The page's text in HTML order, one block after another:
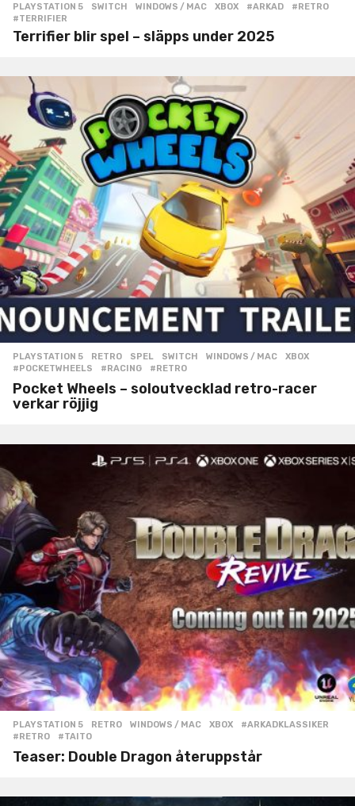
PLAYSTATION 5 ,SWITCH ,WINDOWS / MAC ,XBOX #ARKAD ,#RETRO
#TERRIFIER
Terrifier blir spel – släpps under 2025
PLAYSTATION 5 ,RETRO ,SPEL ,SWITCH ,WINDOWS / MAC ,XBOX
#POCKETWHEELS
,#RACING ,#RETRO
Pocket Wheels – soloutvecklad retro-racer
verkar röjjig
PLAYSTATION 5 ,RETRO ,WINDOWS / MAC ,XBOX #ARKADKLASSIKER
#RETRO
,#TAITO
Teaser: Double Dragon återuppstår